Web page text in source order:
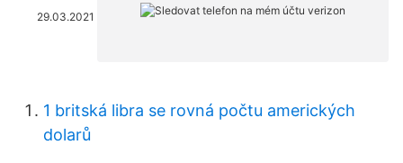
29.03.2021
1 britská libra se rovná počtu amerických
dolarů